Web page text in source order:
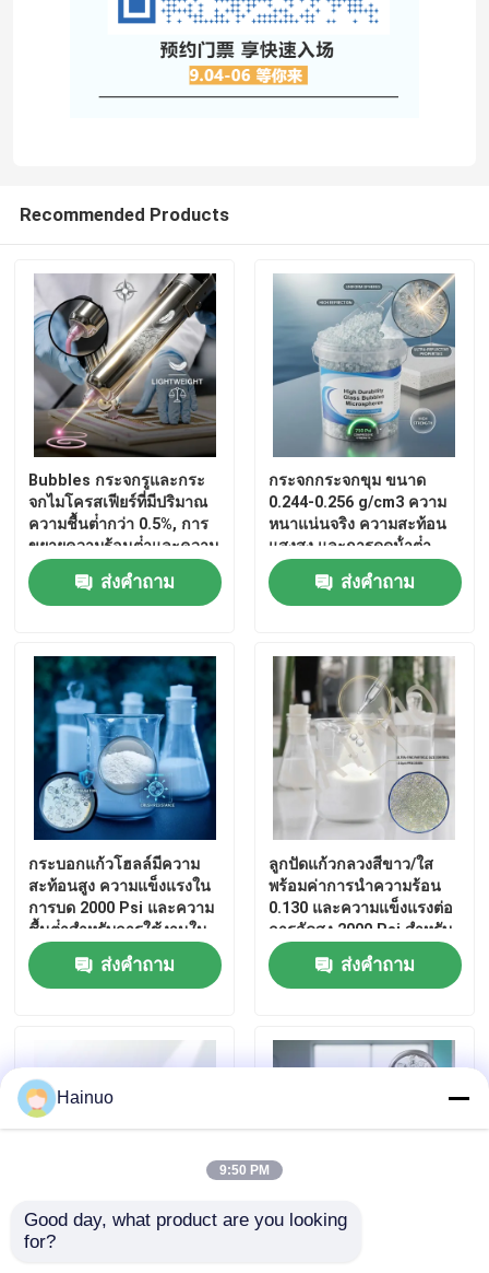
ผลิตภัณฑ์
แสดง VR
เกี่ยวกับเรา
ทัวร์โรงงาน
ควบคุมคุณภาพ
ติดต่อเรา
ขออ้าง
ไมโครสเฟียร์แก้วกลวง
ฟองแก้วไมโครสเฟียร์
ไมโครบับเบิลแก้ว
ฟองแก้วกลวง
ฟองแก้วไมโคร
Recommended Products
Bubbles กระจกรูและกระ
จกไมโครสเฟียร์ที่มีปริมาณ
ความชื้นต่ํากว่า 0.5%, การ
ขยายความร้อนต่ําและความ
แข็งแรงในการบดสูงถึง 100
MPa
ส่งคำถาม
กระจกกระจกขุม ขนาด
0.244-0.256 g/cm3 ความ
หนาแน่นจริง ความสะท้อน
แสงสูง และการดูดน้ําต่ํา
สําหรับการใช้งานใน
อุตสาหกรรมส่งคำถาม
กระบอกแก้วโฮลล์มีความ
สะท้อนสูง ความแข็งแรงใน
การบด 2000 Psi และความ
ชื้นต่ําสําหรับการใช้งานใน
อุตสาหกรรม
ส่งคำถาม
ลูกปัดแก้วกลวงสีขาว/ใส
พร้อมค่าการนำความร้อน
0.130 และความแข็งแรงต่อ
การอัดสูง 2000 Psi สำหรับ
การเคลือบและฉนวน
ส่งคำถาม
ไมโครสเฟียร์กระจกขุมชิ้นๆ
Hainuo
9:50 PM
Good day, what product are you looking
for?